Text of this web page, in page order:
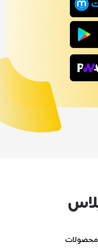
محصولات